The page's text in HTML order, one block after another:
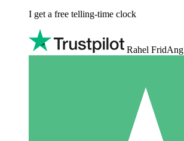
I get a free telling-time clock
Rahel FridAng